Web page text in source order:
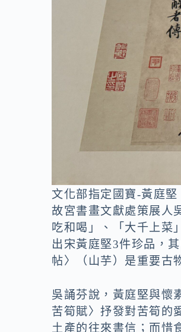
文化部指定國寶-黃庭
故宮書畫文獻處策展人
吃和喝」、「大千上菜
出宋黃庭堅3件珍品，
帖〉（山芋）是重要古
吳誦芬說，黃庭堅與懷
苦筍賦〉抒發對苦筍的
土產的往來書信；而惜